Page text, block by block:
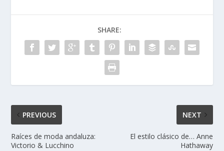
SHARE:
PREVIOUS
Raíces de moda andaluza:
Victorio & Lucchino
NEXT
El estilo clásico de… Anne
Hathaway